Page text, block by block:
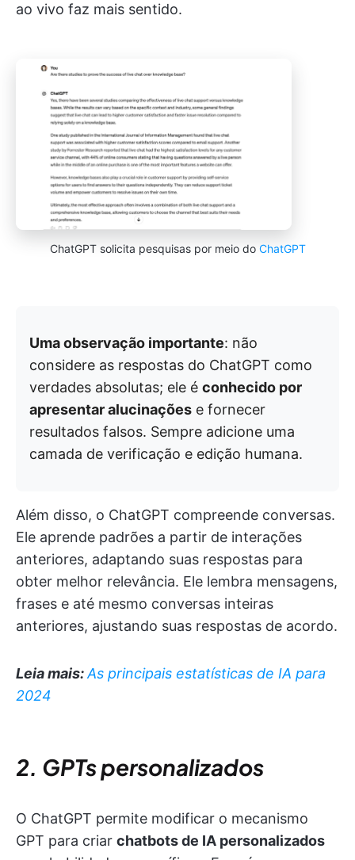
ao vivo faz mais sentido.
ChatGPT solicita pesquisas por meio do ChatGPT
Uma observação importante: não
considere as respostas do ChatGPT como
verdades absolutas; ele é conhecido por
apresentar alucinações e fornecer
resultados falsos. Sempre adicione uma
camada de verificação e edição humana.
Além disso, o ChatGPT compreende conversas.
Ele aprende padrões a partir de interações
anteriores, adaptando suas respostas para
obter melhor relevância. Ele lembra mensagens,
frases e até mesmo conversas inteiras
anteriores, ajustando suas respostas de acordo.
Leia mais:As principais estatísticas de IA para
2024
2. GPTs personalizados
O ChatGPT permite modificar o mecanismo
GPT para criar chatbots de IA personalizados